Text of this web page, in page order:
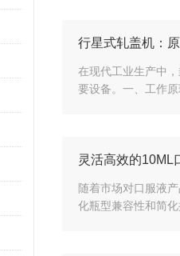
行星式轧盖机：
在现代工业生产中
要设备。一、工作
灵活高效的10ML
随着市场对口服液
化瓶型兼容性和简